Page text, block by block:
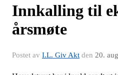
Innkalling til
årsmøte
Postet av I.L. Giv Akt den 20.